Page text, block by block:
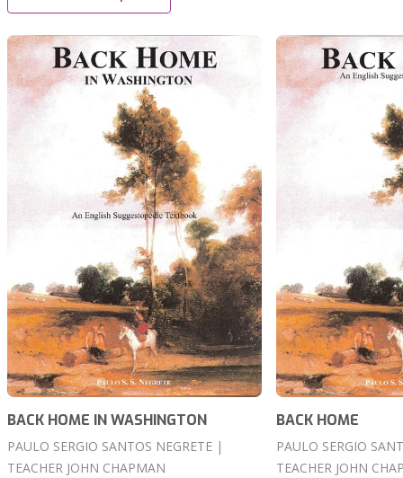
BACK HOME IN WASHINGTON
PAULO SERGIO SANTOS NEGRETE |
TEACHER JOHN CHAPMAN
BACK HOME
PAULO SERGIO
TEACHER JOHN